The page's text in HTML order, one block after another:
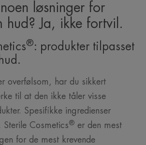
løsninger for
hud? Ja, ikke fortvil.
®: produkter tilpasset
overfølsom, har du sikkert
til at den ikke tåler visse
Spesifikke ingredienser
Sterile Cosmetics® er den mest
for de mest krevende